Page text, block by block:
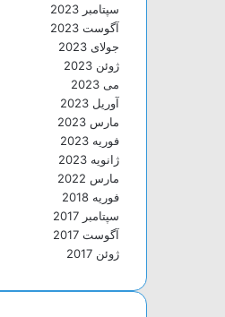
سپتامبر 2023
آگوست 2023
جولای 2023
ژوئن 2023
می 2023
آوریل 2023
مارس 2023
فوریه 2023
ژانویه 2023
مارس 2022
فوریه 2018
سپتامبر 2017
آگوست 2017
ژوئن 2017